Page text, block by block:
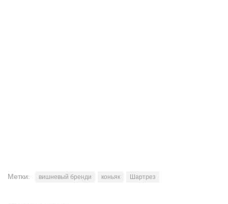
Метки: вишневый бренди коньяк Шартрез